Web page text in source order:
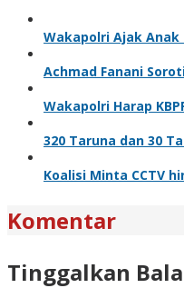
Wakapolri Ajak Anak
Achmad Fanani
Wakapolri Harap
320 Taruna dan 30
Koalisi Minta CCTV
Komentar
Tinggalkan